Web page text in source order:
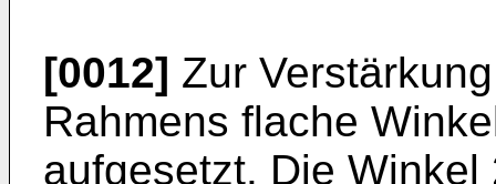
[0012] Zur
Rahmens flache
aufgesetzt. Die